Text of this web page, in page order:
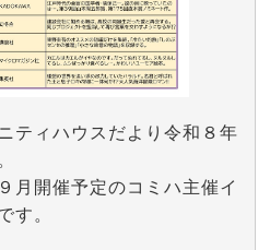
ティハウスだより令和８年
月開催予定のコミハ主催イ
す。